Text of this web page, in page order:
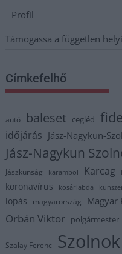
Profil
Támogassa a független
Címkefelhő
autó baleset cegléd
időjárás Jász-Nagykun-
Jász-Nagykun
Jászkunság karambol Karcag
koronavírus kosárlabda
lopás magyarország Magyar
Orbán Viktor polgármester
Szalay Ferenc Szolnok